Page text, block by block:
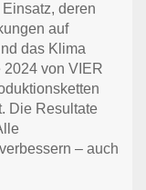
deren
auf
das Klima
von VIER
Die Resultate
– auch